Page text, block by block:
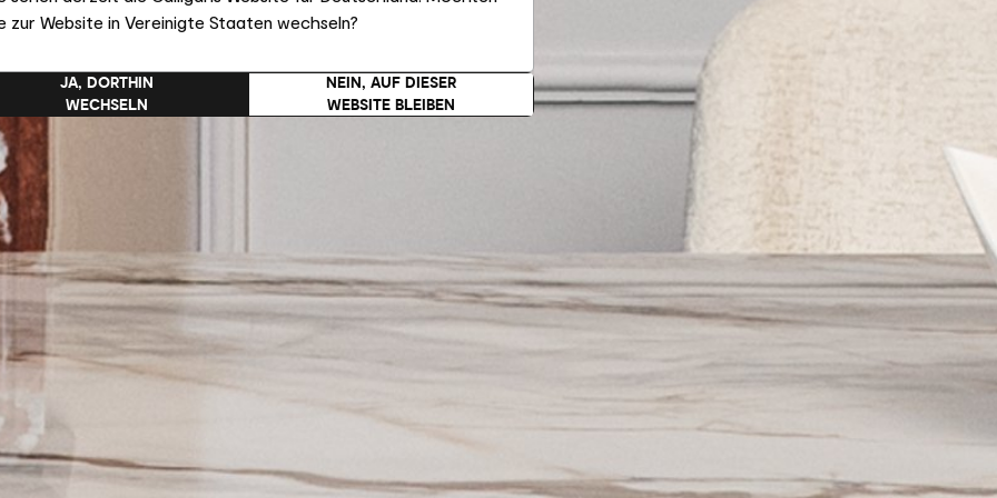
zur Website in Vereinigte Staaten wechseln?
NEIN, AUF DIESER
WEBSITE BLEIBEN
JA, DORTHIN
WECHSELN